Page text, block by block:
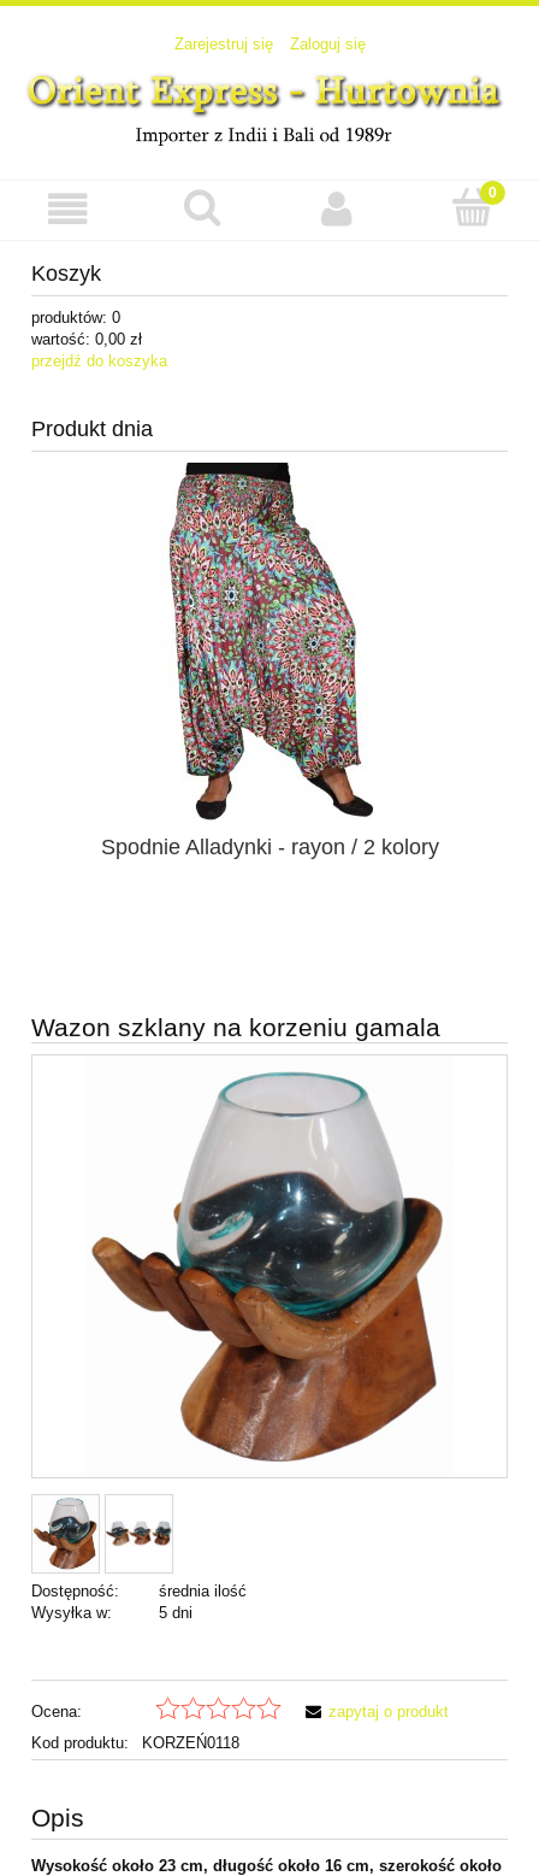
Zarejestruj się Zaloguj się
Koszyk
produktów: 0
wartość: 0,00 zł
przejdź do koszyka
Produkt dnia
Spodnie Alladynki - rayon / 2 kolory
Wazon szklany na korzeniu gamala
Dostępność:
średnia ilość
Wysyłka w:
5 dni
Ocena:
Kod produktu:
KORZEŃ0118
zapytaj o produkt
Opis
Wysokość około 23 cm, długość około 16 cm, szerokość około